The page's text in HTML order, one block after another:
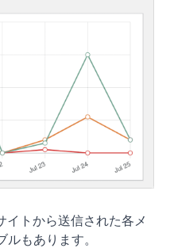
イトから送信された各メ
もあります。